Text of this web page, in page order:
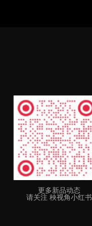
更多新品动态
请关注 秧视角小红书